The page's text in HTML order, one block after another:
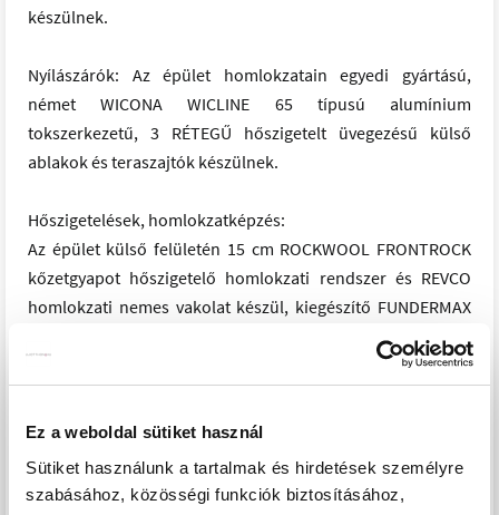
Ez a weboldal sütiket használ
Sütiket használunk a tartalmak és hirdetések személyre
szabásához, közösségi funkciók biztosításához,
készülnek.
Nyílászárók: Az épület homlokzatain egyedi gyártású,
német WICONA WICLINE 65 típusú alumínium
tokszerkezetű, 3 RÉTEGŰ hőszigetelt üvegezésű külső
ablakok és teraszajtók készülnek.
Hőszigetelések, homlokzatképzés:
Az épület külső felületén 15 cm ROCKWOOL FRONTROCK
kőzetgyapot hőszigetelő homlokzati rendszer és REVCO
homlokzati nemes vakolat készül, kiegészítő FUNDERMAX
homlokzatburkolattal a nyílászárók színével harmonizáló
színben.
Belső burkolatok: A zuhanyzó és fürdőszoba helyiségekben
nappali-étkező-konyha, az előszoba és a zuhanyzó
helyiségben kerámia padlóburkolat, a szoba helyiségekben